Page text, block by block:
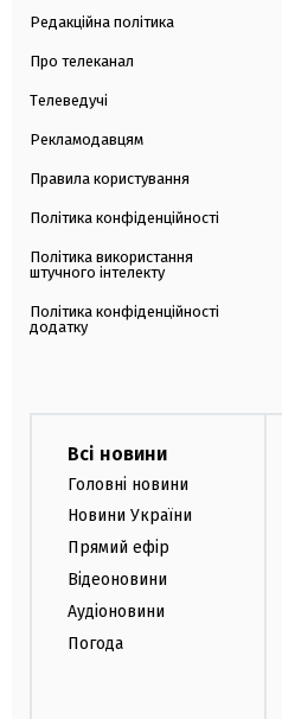
Редакційна політика
Про телеканал
Телеведучі
Рекламодавцям
Правила користування
Політика конфіденційності
Політика використання
штучного інтелекту
Політика конфіденційності
додатку
Всі новини
Головні новини
Новини України
Прямий ефір
Відеоновини
Аудіоновини
Погода